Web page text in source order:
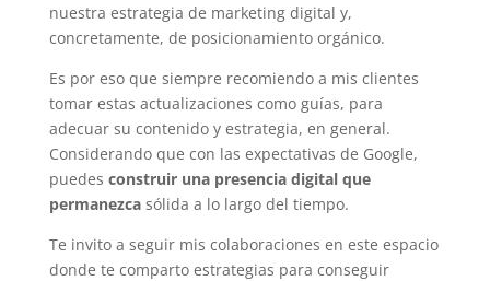
nuestra estrategia de marketing digital y,
concretamente, de posicionamiento orgánico.
Es por eso que siempre recomiendo a mis clientes
tomar estas actualizaciones como guías, para
adecuar su contenido y estrategia, en general.
Considerando que con las expectativas de Google,
puedes construir una presencia digital que
permanezcasólida a lo largo del tiempo.
Te invito a seguir mis colaboraciones en este espacio
donde te comparto estrategias para conseguir